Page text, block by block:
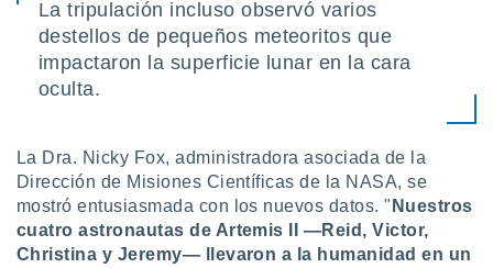
La tripulación incluso observó varios
destellos de pequeños meteoritos que
impactaron la superficie lunar en la cara
oculta.
La Dra. Nicky Fox, administradora asociada de la
Dirección de Misiones Científicas de la NASA, se
mostró entusiasmada con los nuevos datos. " Nuestros
cuatro astronautas de Artemis II —Reid, Victor,
Christina y Jeremy— llevaron a la humanidad en un